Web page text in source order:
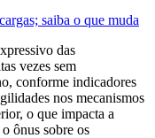
saiba o que muda
das
vezes sem
conforme indicadores
nos mecanismos
o que impacta a
ônus sobre os